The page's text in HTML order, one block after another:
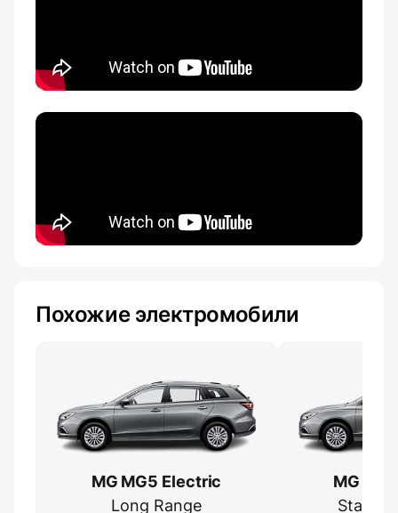
Похожие электромобили
MG MG5 Electric
Long Range
MG